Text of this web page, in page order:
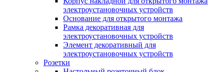
электроустановочных устройств
Основание для открытого монтажа
Рамка декоративная для
электроустановочных устройств
Элемент декоративный для
электроустановочных устройств
Розетки